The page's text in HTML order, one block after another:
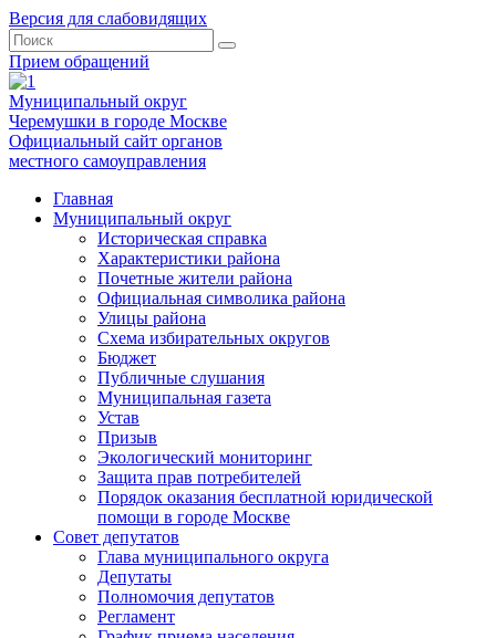
Версия для слабовидящих
Прием обращений
Муниципальный округ
Черемушки в городе Москве
Официальный сайт органов
местного самоуправления
Главная
Муниципальный округ
Историческая справка
Характеристики района
Почетные жители района
Официальная символика района
Улицы района
Схема избирательных округов
Бюджет
Публичные слушания
Муниципальная газета
Устав
Призыв
Экологический мониторинг
Защита прав потребителей
Порядок оказания бесплатной юридической
помощи в городе Москве
Совет депутатов
Глава муниципального округа
Депутаты
Полномочия депутатов
Регламент